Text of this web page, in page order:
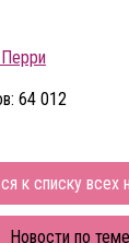
64 012
к списку всех
Новости по теме